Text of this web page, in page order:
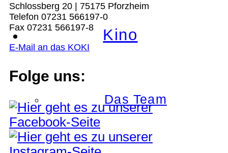
Kino
Das Team
Schlossberg 20 | 75175 Pforzheim
Telefon 07231 566197-0
Fax 07231 566197-8
E-Mail an das KOKI
Folge uns: